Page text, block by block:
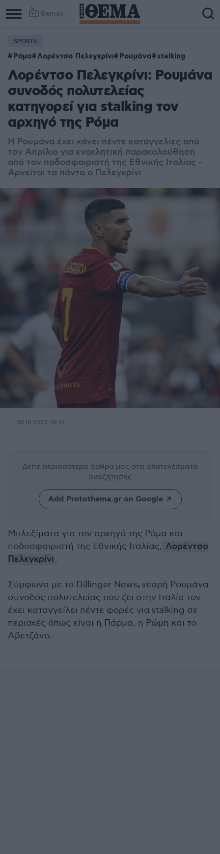
Games
SPORTS
Ρόμα Λορέντσο Πελεγκρίνι Ρουμάνα stalking
Λορέντσο Πελεγκρίνι: Ρουμάνα
συνοδός πολυτελείας
κατηγορεί για stalking τον
αρχηγό της Ρόμα
Η Ρουμάνα έχει κάνει πέντε καταγγελίες από
τον Απρίλιο για ενοχλητική παρακολούθηση
από τον ποδοσφαιριστή της Εθνικής Ιταλίας -
Αρνείται τα πάντα ο Πελεγκρίνι
30.10.2023, 18:41
Δείτε περισσότερα άρθρα μας στα αποτελέσματα
αναζήτησης
Add Protothema.gr on Google
Μπλεξίματα για τον αρχηγό της Ρόμα και
ποδοσφαιριστή της Εθνικής Ιταλίας, Λορέντσο
Πελεγκρίνι.
Σύμφωνα με το Dillinger News, νεαρή Ρουμάνα
συνοδός πολυτελείας που ζει στην Ιταλία τον
έχει καταγγείλει πέντε φορές για stalking σε
περιοχές όπως είναι η Πάρμα, η Ρώμη και το
Αβετζάνο.